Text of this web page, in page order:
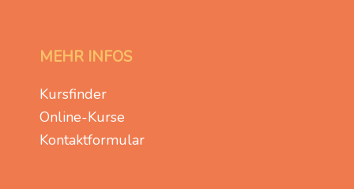
MEHR INFOS
Kursfinder
Online-Kurse
Kontaktformular